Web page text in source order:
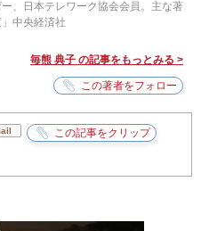
、日本テレワーク協会会員。主な著
中央経済社
毎熊 典子 の記事をもっとみる >